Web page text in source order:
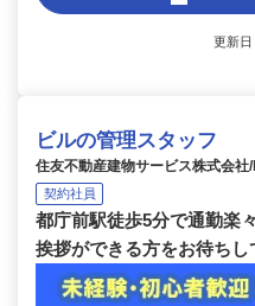
更新
ビルの管理スタッフ
住友不動産建物サービス株式会
契約社員
都庁前駅徒歩5分で通勤楽
挨拶ができる方をお待ちし